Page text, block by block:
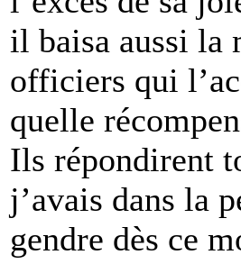
il baisa aussi la
officiers qui
quelle
Ils répondirent
j’avais dans la
gendre dès ce